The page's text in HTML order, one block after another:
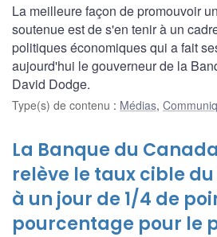
La meilleure façon de promouvoir
soutenue est de s'en tenir à un
politiques économiques qui a fait
aujourd'hui le gouverneur de la
David Dodge.
Type(s) de contenu : Médias,
La Banque du Canada
relève le taux cible
à un jour de 1/4 de
pourcentage pour le